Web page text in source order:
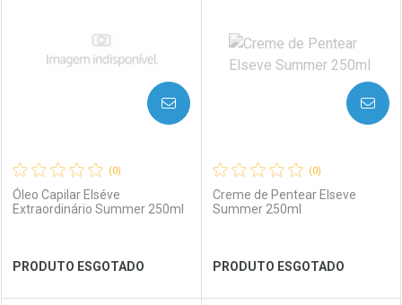
Ver Desconto Convênio Ver Desconto Convênio
(0)
Óleo Capilar Elséve
Extraordinário Summer 250ml
PRODUTO ESGOTADO
AVISE-ME
(0)
Creme de Pentear Elseve
Summer 250ml
PRODUTO ESGOTADO
AVISE-ME